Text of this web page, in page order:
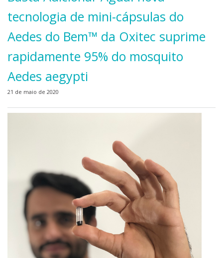
tecnologia de mini-cápsulas do
Aedes do Bem™ da Oxitec suprime
rapidamente 95% do mosquito
Aedes aegypti
21 de maio de 2020